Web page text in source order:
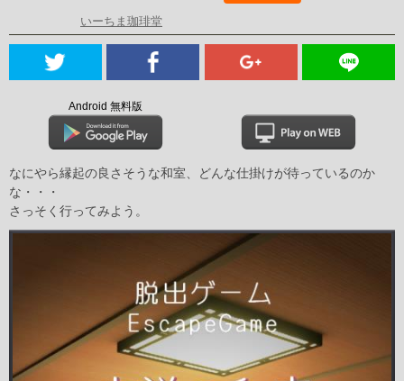
いーちま珈琲堂
Android 無料版
なにやら縁起の良さそうな和室、どんな仕掛けが待っているのか
な・・・
さっそく行ってみよう。